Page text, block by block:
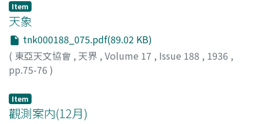
Item
天象
tnk000188_075.pdf(89.02 KB)
( 東亞天文協會 , 天界 , Volume 17 , Issue 188 , 1936 ,
pp.75-76 )
Item
觀測案内(12月)